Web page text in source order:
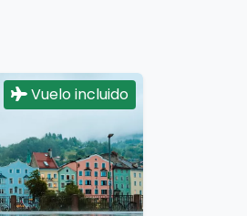
Vuelo incluido